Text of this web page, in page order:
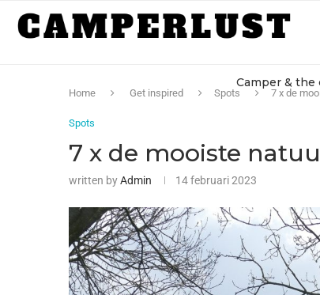
Camper & the
Home Get inspired Spots 7 x de
Spots
7 x de mooiste
written byAdmin 14 februari 2023